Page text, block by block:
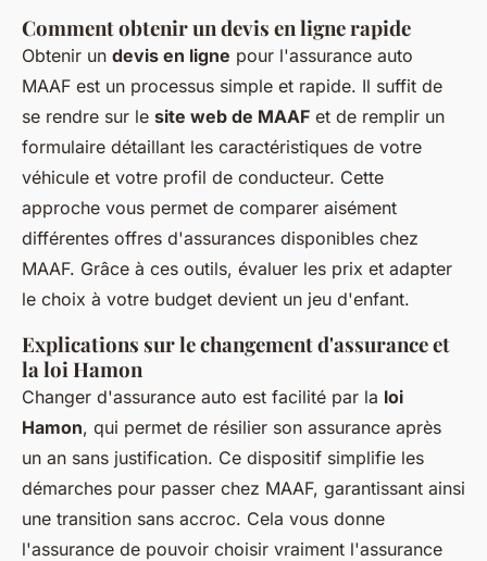
Comment obtenir un devis en ligne rapide
Obtenir un devis en ligne pour l'assurance auto
MAAF est un processus simple et rapide. Il suffit de
se rendre sur le site web de MAAF et de remplir un
formulaire détaillant les caractéristiques de votre
véhicule et votre profil de conducteur. Cette
approche vous permet de comparer aisément
différentes offres d'assurances disponibles chez
MAAF. Grâce à ces outils, évaluer les prix et adapter
le choix à votre budget devient un jeu d'enfant.
Explications sur le changement d'assurance et
la loi Hamon
Changer d'assurance auto est facilité par la loi
Hamon, qui permet de résilier son assurance après
un an sans justification. Ce dispositif simplifie les
démarches pour passer chez MAAF, garantissant ainsi
une transition sans accroc. Cela vous donne
l'assurance de pouvoir choisir vraiment l'assurance